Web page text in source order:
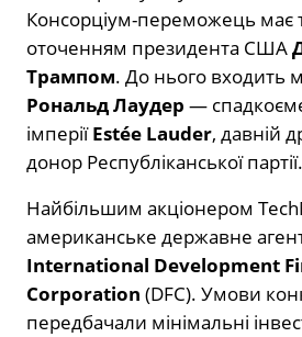
Консорціум-переможець має
оточенням президента США
Трампом. До нього входить
Рональд Лаудер —
імперіїEstée Lauder, давній
донор Республіканської партії.
Найбільшим акціонером
американське державне
International Development
Corporation (DFC). Умови
передбачали мінімальні